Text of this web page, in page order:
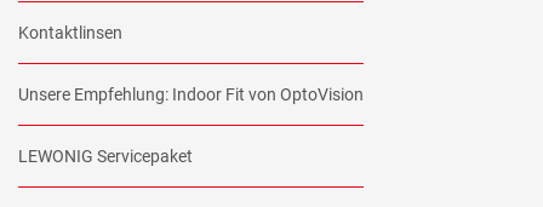
Kontaktlinsen
Unsere Empfehlung: Indoor Fit von OptoVision
LEWONIG Servicepaket